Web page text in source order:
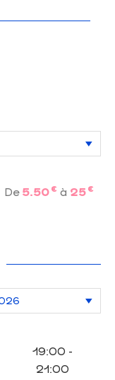
De 5.50 € à 25 €
19:00 -
21:00